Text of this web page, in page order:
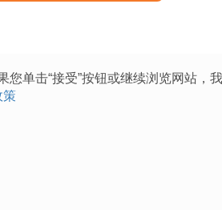
您单击“接受”按钮或继续浏览网站，
策